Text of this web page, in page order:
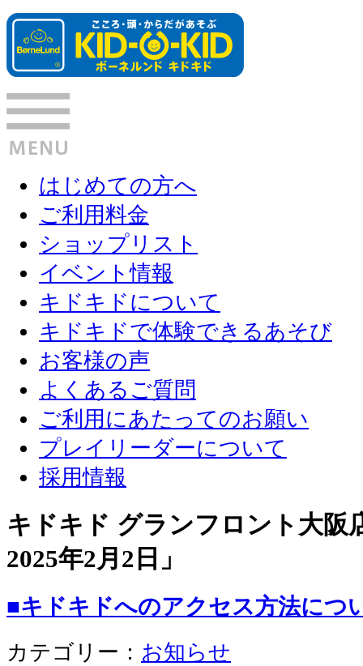
はじめての方へ
ご利用料金
ショップリスト
イベント情報
キドキドについて
キドキドで体験できるあそび
お客様の声
よくあるご質問
ご利用にあたってのお願い
プレイリーダーについて
採用情報
キドキド グランフロント大
2025年2月2日 」
■キドキドへのアクセス方法につ
カテゴリー： お知らせ